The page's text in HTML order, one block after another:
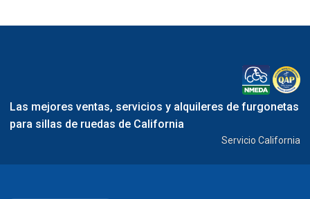
Las mejores ventas, servicios y alquileres de furgonetas
para sillas de ruedas de California
Servicio California